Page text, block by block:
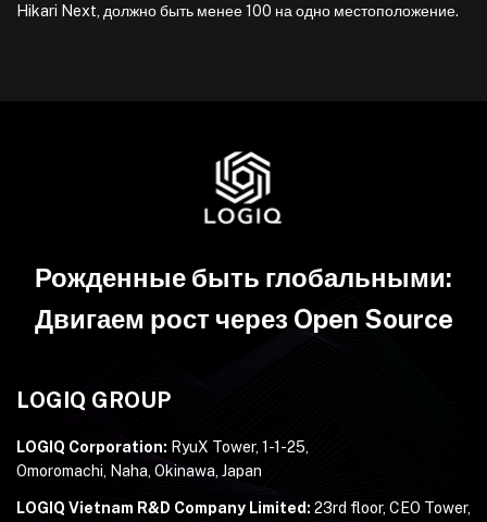
Hikari Next, должно быть менее 100 на одно местоположение.
Рожденные быть глобальными:
Двигаем рост через Open Source
LOGIQ GROUP
LOGIQ Corporation: RyuX Tower, 1-1-25,
Omoromachi, Naha, Okinawa, Japan
LOGIQ Vietnam R&D Company Limited: 23rd floor, CEO Tower,